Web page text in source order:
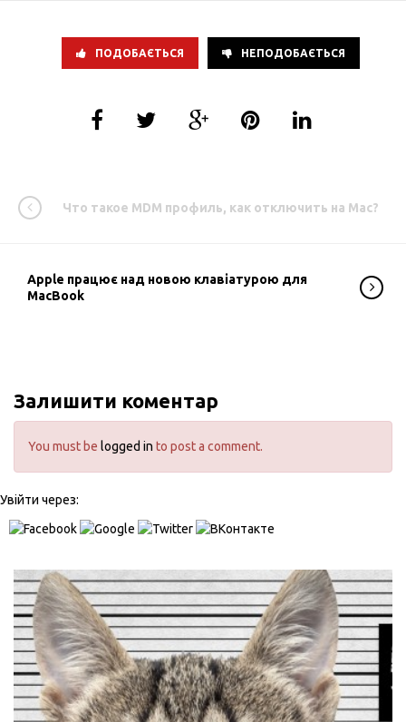
ПОДОБАЄТЬСЯ НЕПОДОБАЄТЬСЯ
Что такое MDM профиль, как отключить на Mac?
Apple працює над новою клавіатурою для
MacBook
Залишити коментар
You must be logged in to post a comment.
Увійти через: